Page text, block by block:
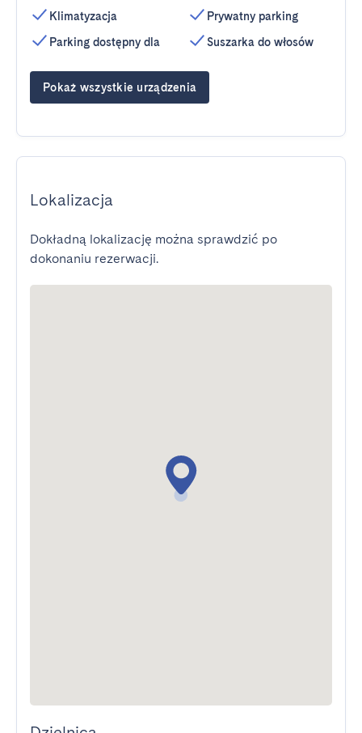
Klimatyzacja
Parking dostępny dla
Prywatny parking
Suszarka do włosów
Pokaż wszystkie urządzenia
Lokalizacja
Dokładną lokalizację można sprawdzić po
dokonaniu rezerwacji.